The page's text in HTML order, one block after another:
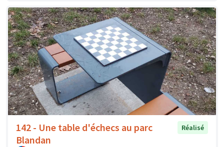
142 - Une table d'échecs au parc
Blandan
Réalisé